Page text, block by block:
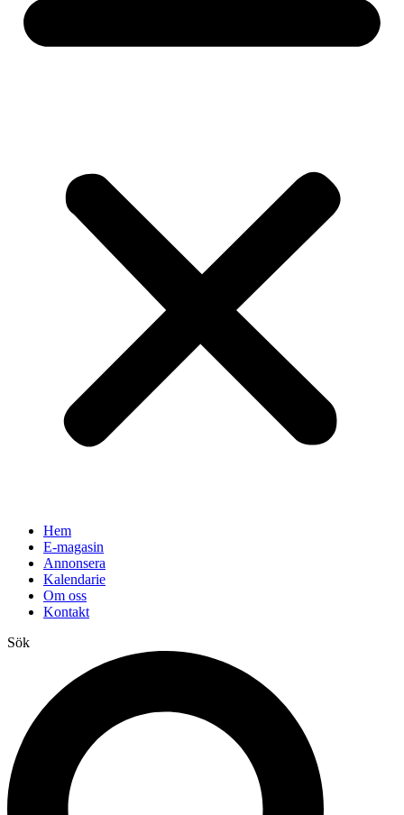
Hem
E-magasin
Annonsera
Kalendarie
Om oss
Kontakt
Sök